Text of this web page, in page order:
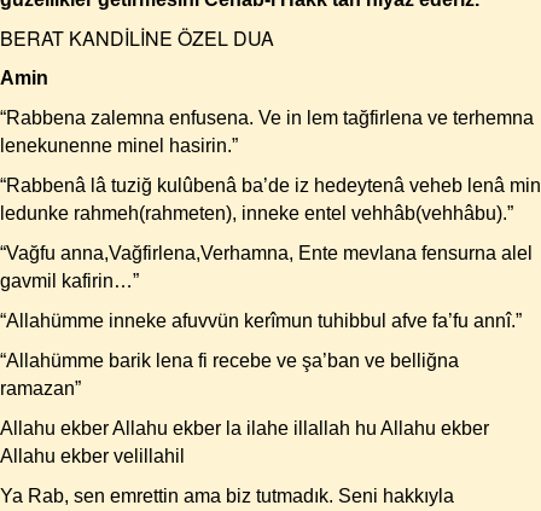
BERAT KANDİLİNE ÖZEL DUA
Amin
“Rabbena zalemna enfusena. Ve in lem tağfirlena ve terhemna
lenekunenne minel hasirin.”
“Rabbenâ lâ tuziğ kulûbenâ ba’de iz hedeytenâ veheb lenâ min
ledunke rahmeh(rahmeten), inneke entel vehhâb(vehhâbu).”
“Vağfu anna,Vağfirlena,Verhamna, Ente mevlana fensurna alel
gavmil kafirin…”
“Allahümme inneke afuvvün kerîmun tuhibbul afve fa’fu annî.”
“Allahümme barik lena fi recebe ve şa’ban ve belliğna
ramazan”
Allahu ekber Allahu ekber la ilahe illallah hu Allahu ekber
Allahu ekber velillahil
Ya Rab, sen emrettin ama biz tutmadık. Seni hakkıyla